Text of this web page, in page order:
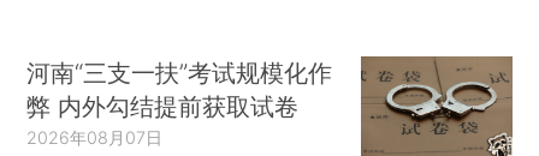
河南“三支一扶”考试规模化作
弊 内外勾结提前获取试卷
2026年08月07日